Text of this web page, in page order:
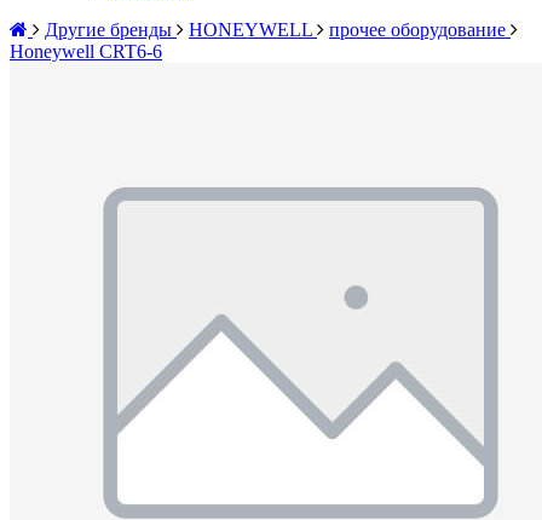
Другие бренды
HONEYWELL
прочее оборудование
Honeywell CRT6-6